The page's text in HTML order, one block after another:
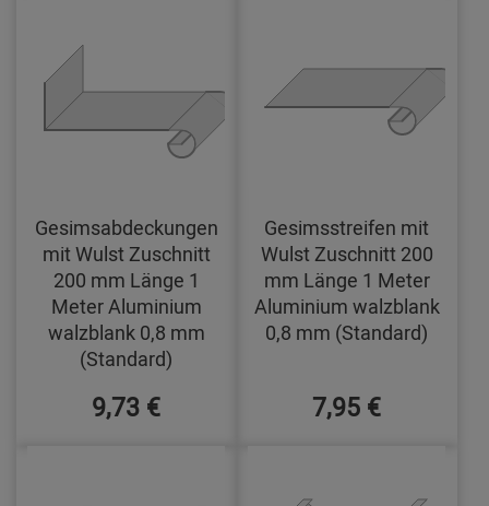
Gesimsabdeckungen
mit Wulst Zuschnitt
200 mm Länge 1
Meter Aluminium
walzblank 0,8 mm
(Standard)
9,73 €
Gesimsstreifen mit
Wulst Zuschnitt 200
mm Länge 1 Meter
Aluminium walzblank
0,8 mm (Standard)
7,95 €